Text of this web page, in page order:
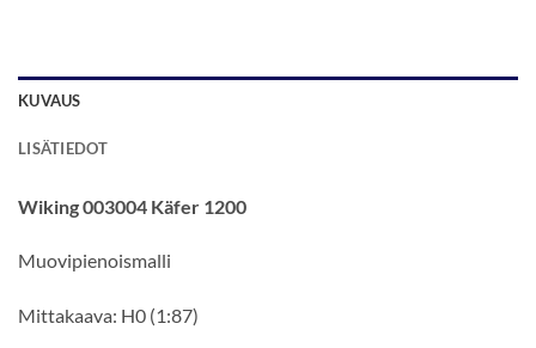
KUVAUS
LISÄTIEDOT
Wiking 003004 Käfer 1200
Muovipienoismalli
Mittakaava: H0 (1:87)